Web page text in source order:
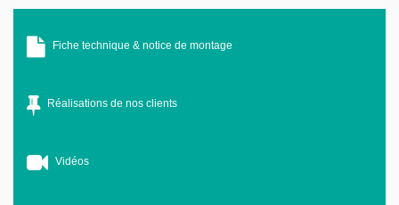
Fiche technique & notice de montage
Réalisations de nos clients
Vidéos